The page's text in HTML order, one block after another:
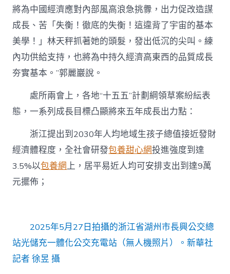
將為中國經濟應對內部風高浪急挑釁，出力促改造謀
成長、苦「失衡！徹底的失衡！這違背了宇宙的基本
美學！」林天秤抓著她的頭髮，發出低沉的尖叫。練
內功供給支持，也將為中持久經濟高東西的品質成長
夯實基本。”郭麗巖說。
處所兩會上，各地“十五五”計劃綱領草案紛紜表
態，一系列成長目標凸顯將來五年成長出力點：
浙江提出到2030年人均地域生孩子總值接近發財
經濟體程度，全社會研發包養甜心網投進強度到達
3.5%以包養網上，居平易近人均可安排支出到達9萬
元擺佈；
2025年5月27日拍攝的浙江省湖州市長興公交總
站光儲充一體化公交充電站（無人機照片）。新華社
記者 徐昱 攝